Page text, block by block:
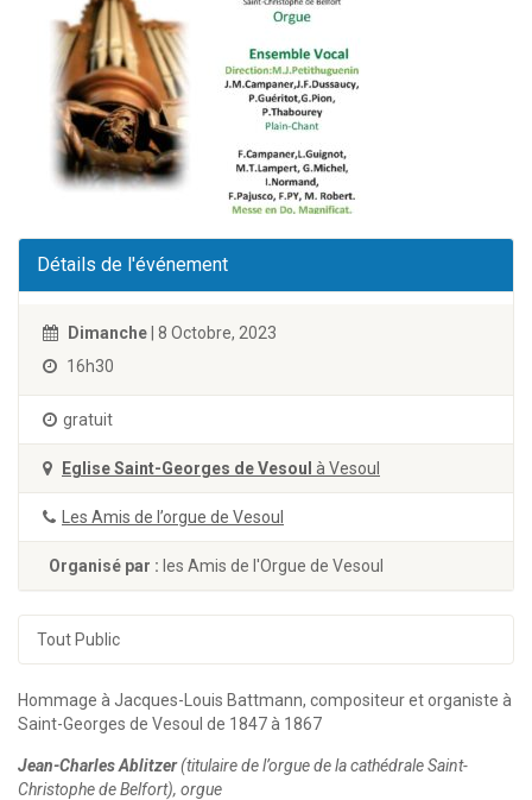
Détails de l'événement
Dimanche | 8 Octobre, 2023
16h30
gratuit
Eglise Saint-Georges de Vesoul à Vesoul
Les Amis de l’orgue de Vesoul
Organisé par : les Amis de l'Orgue de Vesoul
Tout Public
Hommage à Jacques-Louis Battmann, compositeur et organiste à
Saint-Georges de Vesoul de 1847 à 1867
Jean-Charles Ablitzer(titulaire de l’orgue de la cathédrale Saint-
Christophe de Belfort), orgue